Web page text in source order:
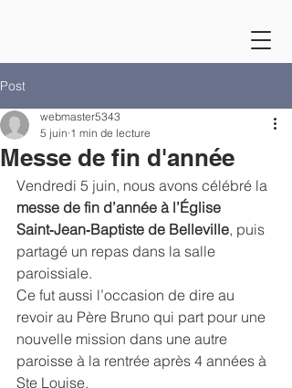
Post
Messe de fin d'année
webmaster5343
5 juin 1 min de lecture
Vendredi 5 juin, nous avons célébré la
messe de fin d’année à l’Église
Saint‑Jean‑Baptiste de Belleville, puis
partagé un repas dans la salle
paroissiale.
Ce fut aussi l’occasion de dire au
revoir au Père Bruno qui part pour une
nouvelle mission dans une autre
paroisse à la rentrée après 4 années à
Ste Louise.